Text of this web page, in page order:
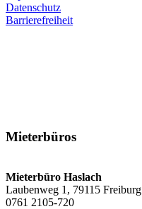
Datenschutz
Barrierefreiheit
Mieterbüros
Mieterbüro Haslach
Laubenweg 1, 79115 Freiburg
0761 2105-720